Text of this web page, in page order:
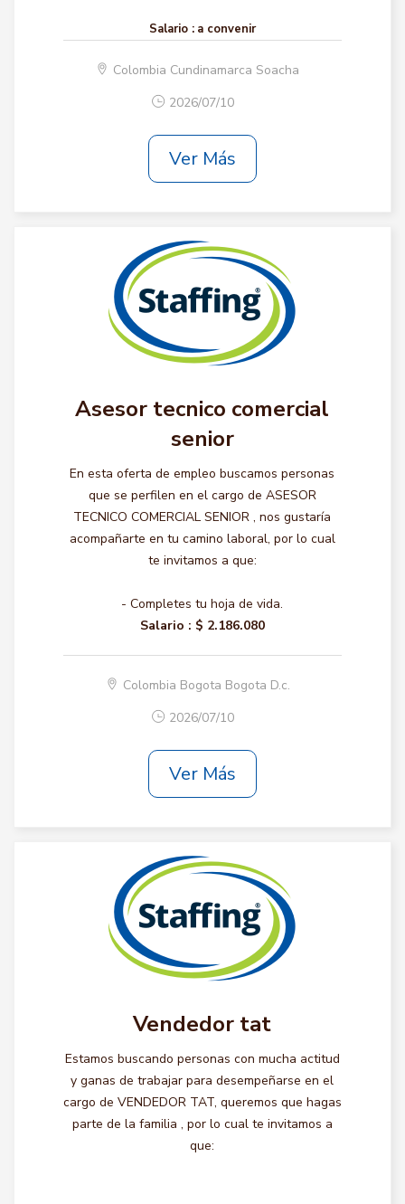
Salario : a convenir
Colombia Cundinamarca Soacha
2026/07/10
Ver Más
Asesor tecnico comercial
senior
En esta oferta de empleo buscamos personas
que se perfilen en el cargo de ASESOR
TECNICO COMERCIAL SENIOR , nos gustaría
acompañarte en tu camino laboral, por lo cual
te invitamos a que:
- Completes tu hoja de vida.
Salario : $ 2.186.080
Colombia Bogota Bogota D.c.
2026/07/10
Ver Más
Vendedor tat
Estamos buscando personas con mucha actitud
y ganas de trabajar para desempeñarse en el
cargo de VENDEDOR TAT, queremos que hagas
parte de la familia , por lo cual te invitamos a
que: